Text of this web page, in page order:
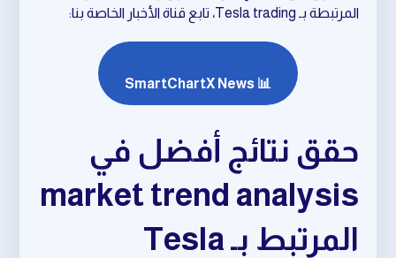
المرتبطة بـ Tesla trading، تابع قناة الأخبار الخاصة بنا:
📊 SmartChartX News
حقق نتائج أفضل في
market trend analysis
المرتبط بـ Tesla